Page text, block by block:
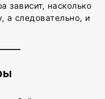
зависит, насколько
а следовательно, и